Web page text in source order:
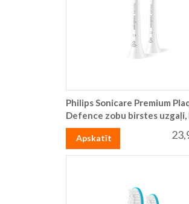
Philips Sonicare Premium
Defence zobu birstes uzgaļi,
Apskatīt